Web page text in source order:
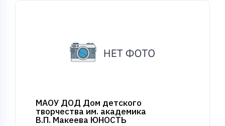
МАОУ ДОД Дом детского
творчества им. академика
В.П. Макеева ЮНОСТЬ